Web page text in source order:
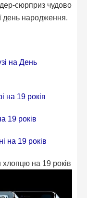
сюрприз чудово
день народження.
на День
на 19 років
19 років
на 19 років
на 19 років